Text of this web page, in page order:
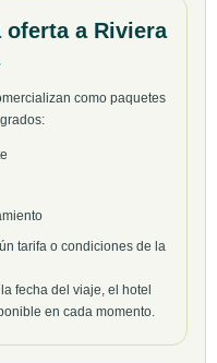
a Riviera
como paquetes
tarifa o condiciones de la
fecha del viaje, el hotel
en cada momento.